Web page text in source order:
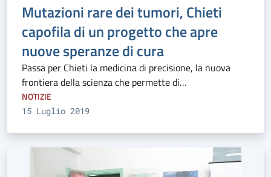
Mutazioni rare dei tumori, Chieti
capofila di un progetto che apre
nuove speranze di cura
Passa per Chieti la medicina di precisione, la nuova
frontiera della scienza che permette di…
NOTIZIE
15 Luglio 2019